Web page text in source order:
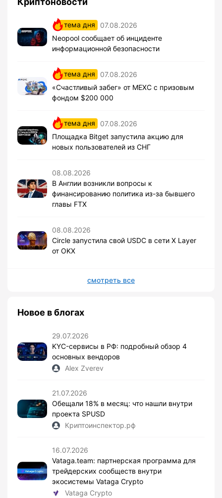
тема дня
07.08.2026
Neopool сообщает об инциденте
информационной безопасности
тема дня
07.08.2026
«Счастливый забег» от MEXC с призовым
фондом $200 000
тема дня
07.08.2026
Площадка Bitget запустила акцию для
новых пользователей из СНГ
08.08.2026
В Англии возникли вопросы к
финансированию политика из-за бывшего
главы FTX
08.08.2026
Circle запустила свой USDC в сети X Layer
от OKX
смотреть все
Новое в блогах
29.07.2026
KYC-сервисы в РФ: подробный обзор 4
основных вендоров
Alex Zverev
21.07.2026
Обещали 18% в месяц: что нашли внутри
проекта SPUSD
Криптоинспектор.рф
16.07.2026
Vataga.team: партнерская программа для
трейдерских сообществ внутри
экосистемы Vataga Crypto
Vataga Crypto